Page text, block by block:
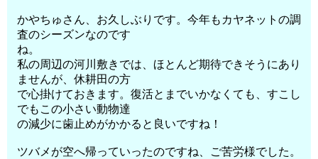
かやちゅさん、お久しぶりです。今年もカヤネットの調
査のシーズンなのです
ね。
私の周辺の河川敷きでは、ほとんど期待できそうにあり
ませんが、休耕田の方
で心掛けておきます。復活とまでいかなくても、すこし
でもこの小さい動物達
の減少に歯止めがかかると良いですね！
ツバメが空へ帰っていったのですね、ご苦労様でした。